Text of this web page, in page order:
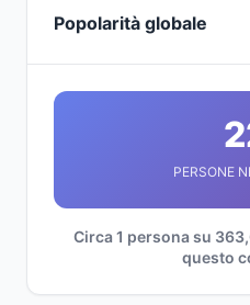
Popolarità globale
PERSONE
Circa 1 persona su
questo